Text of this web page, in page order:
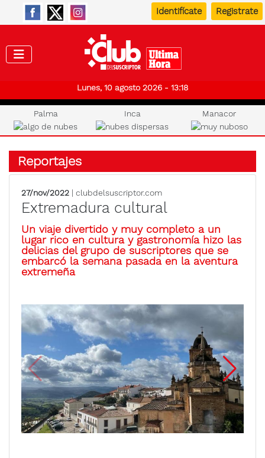
Identifícate Registrate
Lunes, 10 agosto 2026 - 13:18
Palma Inca Manacor
Reportajes
27/nov/2022 | clubdelsuscriptor.com
Extremadura cultural
Un viaje divertido y muy completo a un
lugar rico en cultura y gastronomía hizo las
delicias del grupo de suscriptores que se
embarcó la semana pasada en la aventura
extremeña